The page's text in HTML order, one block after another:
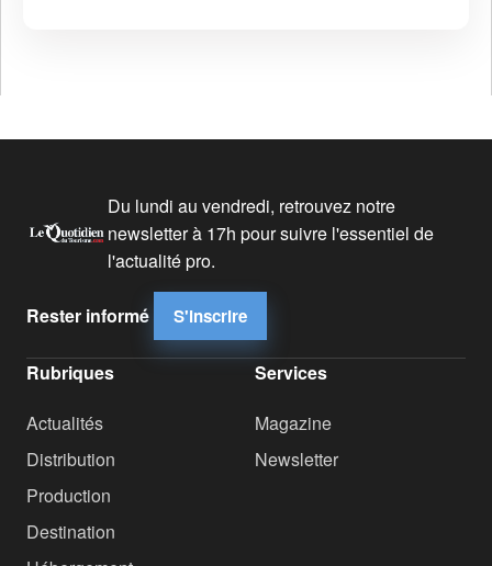
Du lundi au vendredi, retrouvez notre
newsletter à 17h pour suivre l'essentiel de
l'actualité pro.
Rester informé S'inscrire
Rubriques
Actualités
Distribution
Production
Destination
Services
Magazine
Newsletter